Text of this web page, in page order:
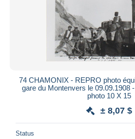
74 CHAMONIX - REPRO photo
gare du Montenvers le 09.09.1908
photo 10 X 15
± 8,07 $
Status